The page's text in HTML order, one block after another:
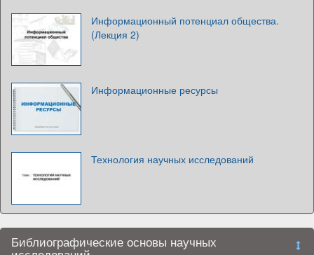
Информационный потенциал общества.
(Лекция 2)
Информационные ресурсы
Технология научных исследований
Библиографические основы научных